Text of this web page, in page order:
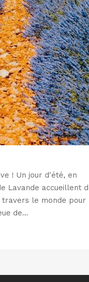
! Un jour d'été, en
Lavande accueillent
le monde pour
de...